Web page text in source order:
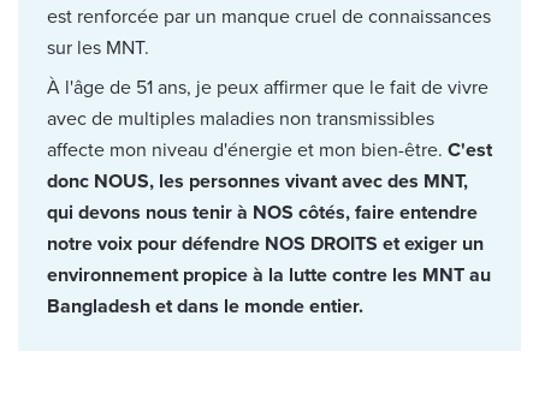
est renforcée par un manque cruel de connaissances
sur les MNT.
À l'âge de 51 ans, je peux affirmer que le fait de vivre
avec de multiples maladies non transmissibles
affecte mon niveau d'énergie et mon bien-être. C'est
donc NOUS, les personnes vivant avec des MNT,
qui devons nous tenir à NOS côtés, faire entendre
notre voix pour défendre NOS DROITS et exiger un
environnement propice à la lutte contre les MNT au
Bangladesh et dans le monde entier.